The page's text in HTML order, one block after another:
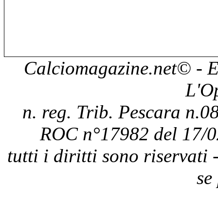
Calciomagazine.net© -
n. reg. Trib. Pescara
ROC n°17982 del 17/
tutti i diritti sono riservati